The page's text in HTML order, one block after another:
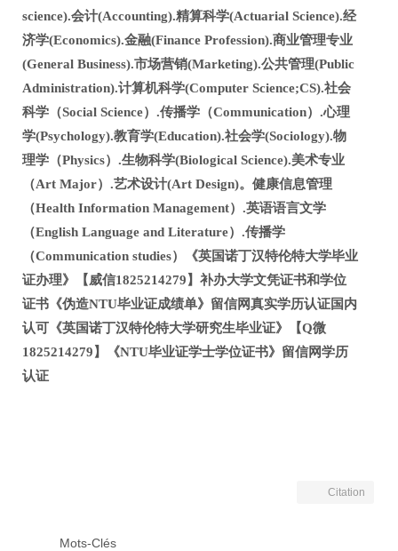
science).会计(Accounting).精算科学(Actuarial Science).经
济学(Economics).金融(Finance Profession).商业管理专业
(General Business).市场营销(Marketing).公共管理(Public
Administration).计算机科学(Computer Science;CS).社会
科学（Social Science）.传播学（Communication）.心理
学(Psychology).教育学(Education).社会学(Sociology).物
理学（Physics）.生物科学(Biological Science).美术专业
（Art Major）.艺术设计(Art Design)。健康信息管理
（Health Information Management）.英语语言文学
（English Language and Literature）.传播学
（Communication studies）《英国诺丁汉特伦特大学毕业
证办理》【威信1825214279】补办大学文凭证书和学位
证书《伪造NTU毕业证成绩单》留信网真实学历认证国内
认可《英国诺丁汉特伦特大学研究生毕业证》【Q微
1825214279】《NTU毕业证学士学位证书》留信网学历
认证
Citation
Mots-Clés